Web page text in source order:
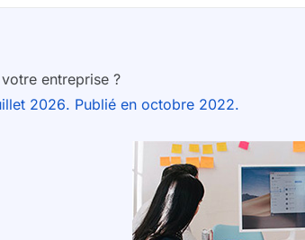
entreprise ?
2026. Publié en octobre 2022.